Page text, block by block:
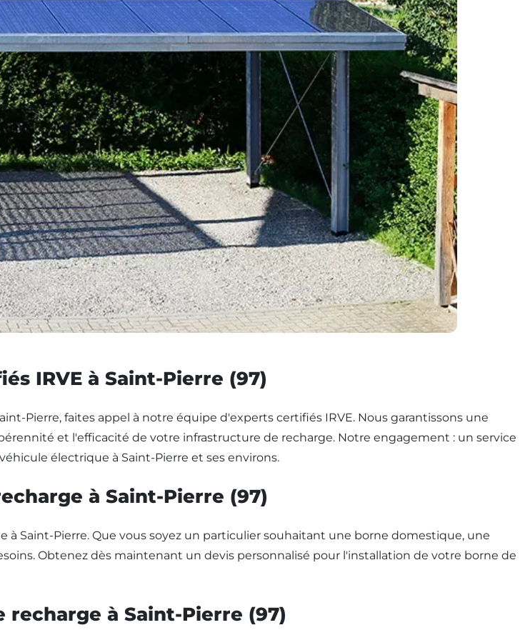
IRVE à Saint-Pierre (97)
Pierre, faites appel à notre équipe d'experts certifiés IRVE. Nous garantissons une
et l'efficacité de votre infrastructure de recharge. Notre engagement : un service
électrique à Saint-Pierre et ses environs.
à Saint-Pierre (97)
Saint-Pierre. Que vous soyez un particulier souhaitant une borne domestique, une
Obtenez dès maintenant un devis personnalisé pour l'installation de votre borne de
à Saint-Pierre (97)